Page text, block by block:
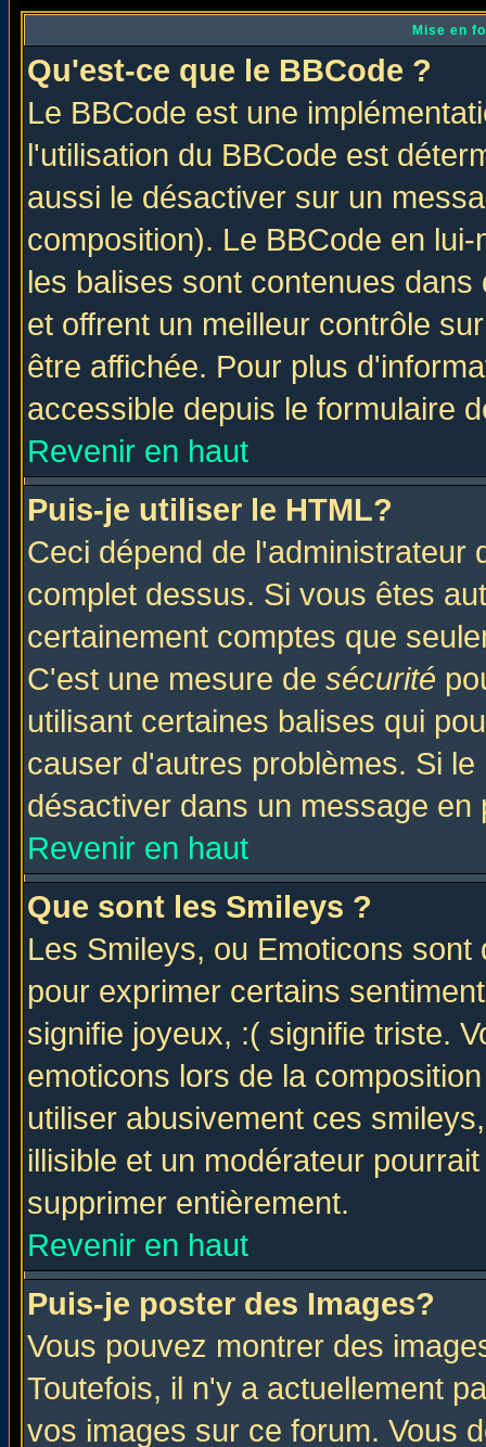
Mise en
Qu'est-ce que le BBCode ?
Le BBCode est une
l'utilisation du BBCode est
aussi le désactiver sur un
composition). Le BBCode en
les balises sont contenues
et offrent un meilleur contrôle
être affichée. Pour plus
accessible depuis le formulaire
Revenir en haut
Puis-je utiliser le HTML?
Ceci dépend de l'administrateur
complet dessus. Si vous êtes
certainement comptes que
C'est une mesure de sécurité
utilisant certaines balises qui
causer d'autres problèmes. Si
désactiver dans un message
Revenir en haut
Que sont les Smileys ?
Les Smileys, ou Emoticons
pour exprimer certains
signifie joyeux, :( signifie triste.
emoticons lors de la
utiliser abusivement ces
illisible et un modérateur
supprimer entièrement.
Revenir en haut
Puis-je poster des Images?
Vous pouvez montrer des
Toutefois, il n'y a actuellement
vos images sur ce forum. Vous